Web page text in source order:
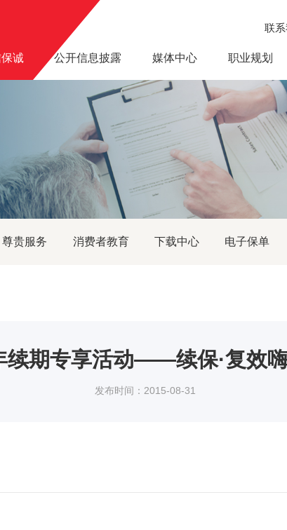
联
诚 公开信息披露 媒体中心 职业规划
来！
尊贵服务 消费者教育 下载中心 电子保单
续期专享活动——续保·复效嗨
发布时间：2015-08-31